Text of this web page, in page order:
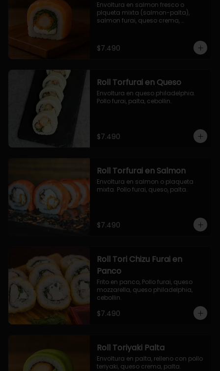
Envoltura en salmon fresco o
plqueta mixta (salmon-palta),
salmon furai, queso crema,
$7.490
Roll Torfurai en Queso
Envoltura en queso philadelphia.
Pollo furai, palta, cebollin.
$7.490
Roll Torfurai en Salmon
Envoltura en salmon o plaqueta
mixta. Pollo furai, queso, palta.
$7.490
Roll Tori Chizu Furai en
Panco
Frito en panco, Pollo furai, queso
mozzarella, queso philadelphia,
cebollin.
$7.490
Roll Toriyaki Palta
Envoltura en palta, relleno con pollo
teriyaki, queso crema, palta.